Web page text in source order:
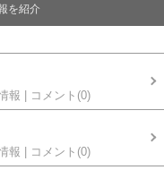
を紹介
報 コメント(0)
報 コメント(0)